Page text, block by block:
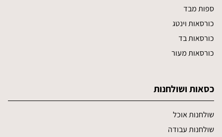
ספות מבד
כורסאות וינטג
כורסאות בד
כורסאות מעור
כסאות ושולחנות
שולחנות אוכל
שולחנות עבודה